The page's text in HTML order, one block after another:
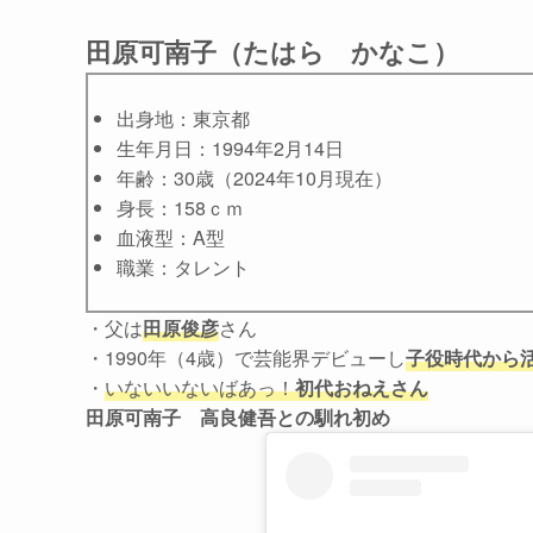
田原可南子 （たはら かなこ）
出身地：東京都
生年月日：1994年2月14日
年齢：30歳（2024年10月現在）
身長：158ｃｍ
血液型：A型
職業：タレント
・父は田原俊彦さん
・1990年（4歳）で芸能界デビューし子役時代から
・ いないいないばあっ！初代おねえさん
田原可南子 高良健吾との馴れ初め